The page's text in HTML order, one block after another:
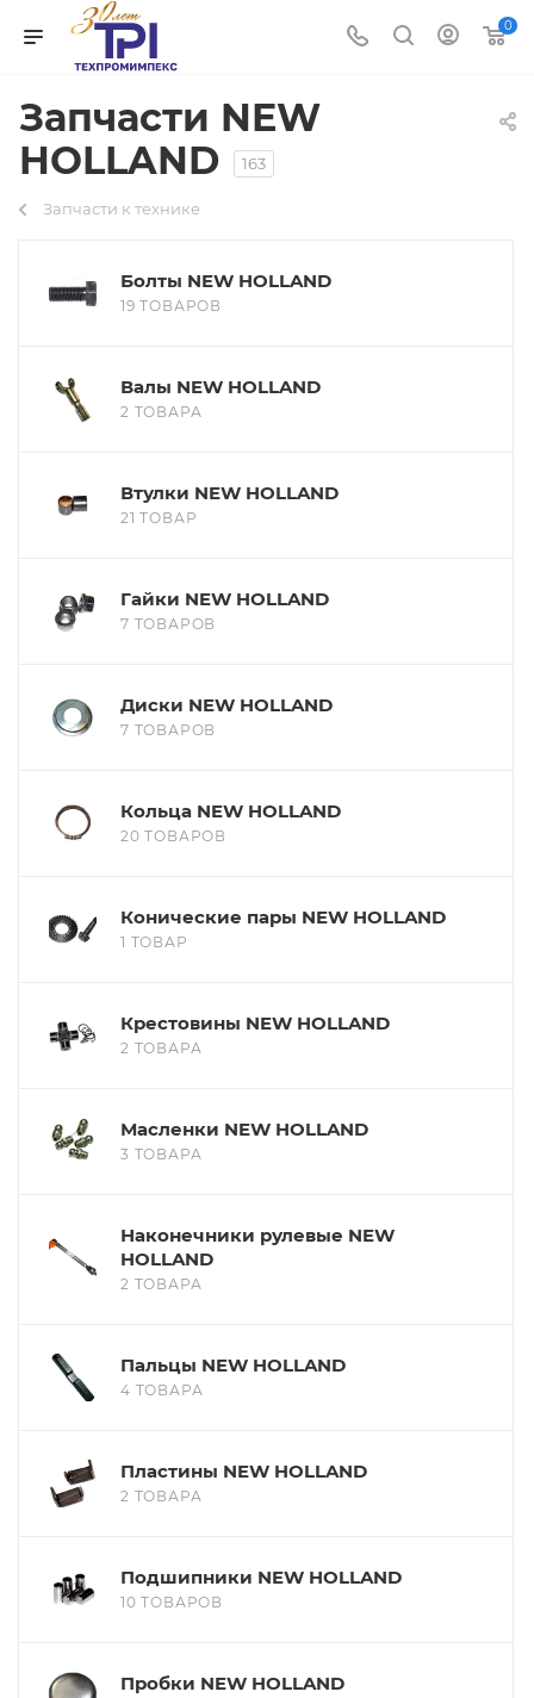
0
Запчасти NEW
HOLLAND
163
Запчасти к технике
Болты NEW HOLLAND
19 ТОВАРОВ
Валы NEW HOLLAND
2 ТОВАРА
Втулки NEW HOLLAND
21 ТОВАР
Гайки NEW HOLLAND
7 ТОВАРОВ
Диски NEW HOLLAND
7 ТОВАРОВ
Кольца NEW HOLLAND
20 ТОВАРОВ
Конические пары NEW HOLLAND
1 ТОВАР
Крестовины NEW HOLLAND
2 ТОВАРА
Масленки NEW HOLLAND
3 ТОВАРА
Наконечники рулевые NEW
HOLLAND
2 ТОВАРА
Пальцы NEW HOLLAND
4 ТОВАРА
Пластины NEW HOLLAND
2 ТОВАРА
Подшипники NEW HOLLAND
10 ТОВАРОВ
Пробки NEW HOLLAND